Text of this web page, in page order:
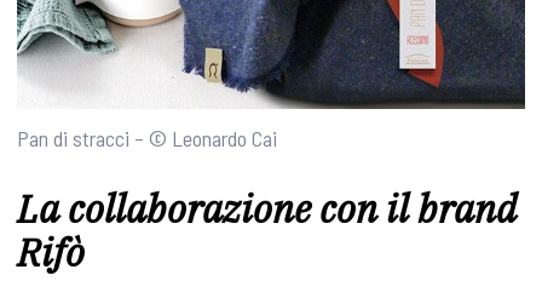
Pan di stracci – © Leonardo Cai
La collaborazione con il brand
Rifò